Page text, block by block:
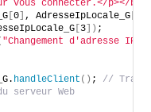
vous connecter.</p></
[0 , AdresseIpLocale_G
3 ]) ;
"Changement d'adresse IP
handleClient () ; //
serveur Web